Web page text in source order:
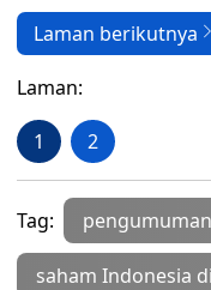
Laman berikutnya
Laman:
1 2
Tag:
saham Indonesia